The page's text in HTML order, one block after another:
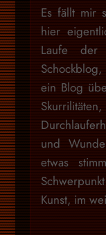
Es fällt mir
hier
Laufe der
ein Blog
und
etwas
Kunst, im